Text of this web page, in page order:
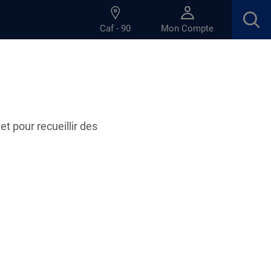
pour recueillir des
Caf - 90 Mon Compte